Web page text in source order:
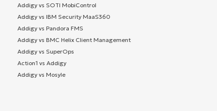
Addigy vs SOTI MobiControl
Addigy vs IBM Security MaaS360
Addigy vs Pandora FMS
Addigy vs BMC Helix Client Management
Addigy vs SuperOps
Action1 vs Addigy
Addigy vs Mosyle